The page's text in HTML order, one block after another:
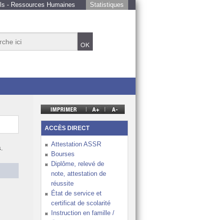
- Ressources Humaines Statistiques
éducatif de la NC
de tous les élèves
l’École calédonienne
de travail favorable, des élèves épanouis
sur la région Océanie et le monde
ACCÈS DIRECT
Attestation ASSR
Bourses
Diplôme, relevé de
note, attestation de
réussite
État de service et
certificat de scolarité
Instruction en famille /